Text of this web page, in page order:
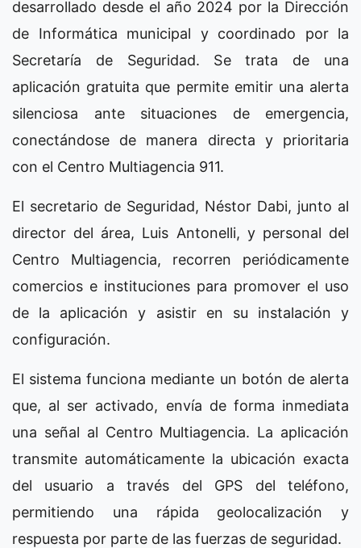
desarrollado desde el año 2024 por la Dirección
de Informática municipal y coordinado por la
Secretaría de Seguridad. Se trata de una
aplicación gratuita que permite emitir una alerta
silenciosa ante situaciones de emergencia,
conectándose de manera directa y prioritaria
con el Centro Multiagencia 911.
El secretario de Seguridad, Néstor Dabi, junto al
director del área, Luis Antonelli, y personal del
Centro Multiagencia, recorren periódicamente
comercios e instituciones para promover el uso
de la aplicación y asistir en su instalación y
configuración.
El sistema funciona mediante un botón de alerta
que, al ser activado, envía de forma inmediata
una señal al Centro Multiagencia. La aplicación
transmite automáticamente la ubicación exacta
del usuario a través del GPS del teléfono,
permitiendo una rápida geolocalización y
respuesta por parte de las fuerzas de seguridad.